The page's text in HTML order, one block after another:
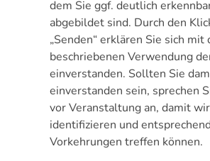
dem Sie ggf. deutlich
abgebildet sind. Durch den
„Senden“ erklären Sie sich mit
beschriebenen Verwendung
einverstanden. Sollten Sie
einverstanden sein, sprechen
vor Veranstaltung an, damit
identifizieren und
Vorkehrungen treffen können.